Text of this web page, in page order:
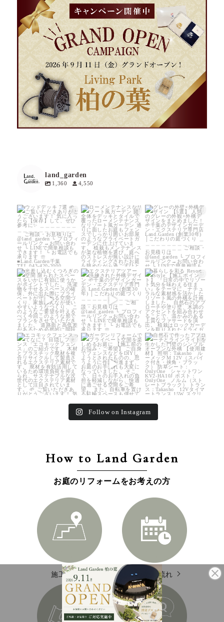
land_garden
1,360 4,550
land_garden
12 0
land_garden
18 0
land_garden
19 0
land_garden
22 0
land_garden
22 0
land_garden
24 0
land_garden
15 0
land_garden
32 0
land_garden
24 0
Follow on Instagram
How to Land Garden
お庭のリフォームをお考えの方
施工エリア 施工の流れ